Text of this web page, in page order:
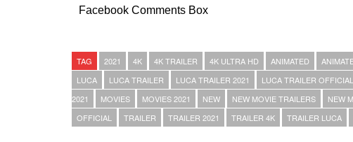
Facebook Comments Box
TAG 2021 4K 4K TRAILER 4K ULTRA HD ANIMATED
LUCA
LUCA TRAILER LUCA TRAILER 2021 LUCA TRAILER OFFICIAL
2021
MOVIES MOVIES 2021 NEW NEW MOVIE TRAILERS NEW
OFFICIAL
TRAILER TRAILER 2021 TRAILER 4K TRAILER LUCA